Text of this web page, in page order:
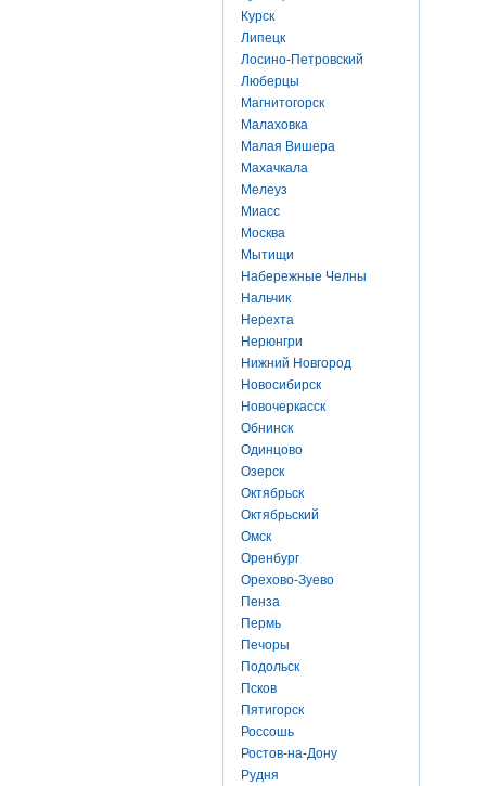
Курск
Липецк
Лосино-Петровский
Люберцы
Магнитогорск
Малаховка
Малая Вишера
Махачкала
Мелеуз
Миасс
Москва
Мытищи
Набережные Челны
Нальчик
Нерехта
Нерюнгри
Нижний Новгород
Новосибирск
Новочеркасск
Обнинск
Одинцово
Озерск
Октябрьск
Октябрьский
Омск
Оренбург
Орехово-Зуево
Пенза
Пермь
Печоры
Подольск
Псков
Пятигорск
Россошь
Ростов-на-Дону
Рудня